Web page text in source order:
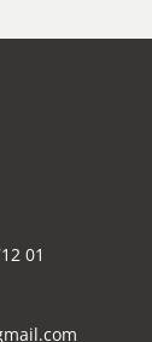
01